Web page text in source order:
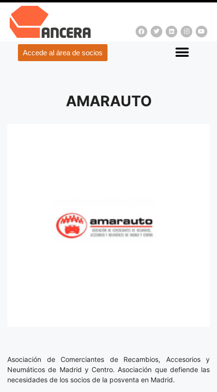
Accede al área de socios
AMARAUTO
Asociación de Comerciantes de Recambios, Accesorios y
Neumáticos de Madrid y Centro. Asociación que defiende las
necesidades de los socios de la posventa en Madrid.